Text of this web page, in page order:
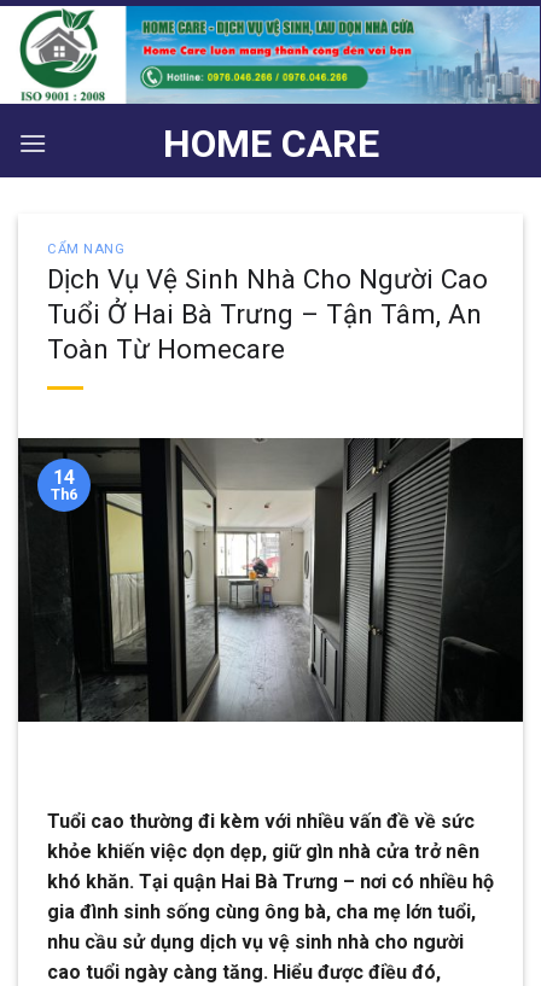
Bỏ
qua
nội
dung
HOME CARE
CẨM NANG
Dịch Vụ Vệ Sinh Nhà Cho Người Cao
Tuổi Ở Hai Bà Trưng – Tận Tâm, An
Toàn Từ Homecare
14
Th6
Tuổi cao thường đi kèm với nhiều vấn đề về sức
khỏe khiến việc dọn dẹp, giữ gìn nhà cửa trở nên
khó khăn. Tại quận Hai Bà Trưng – nơi có nhiều hộ
gia đình sinh sống cùng ông bà, cha mẹ lớn tuổi,
nhu cầu sử dụng dịch vụ vệ sinh nhà cho người
cao tuổi ngày càng tăng. Hiểu được điều đó,